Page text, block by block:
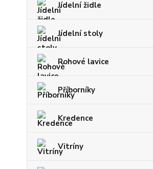
Jídelní židle
Jídelní stoly
Rohové lavice
Příborníky
Kredence
Vitríny